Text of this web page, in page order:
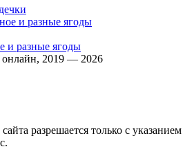
и разные ягоды
2019 — 2026
разрешается только с указанием